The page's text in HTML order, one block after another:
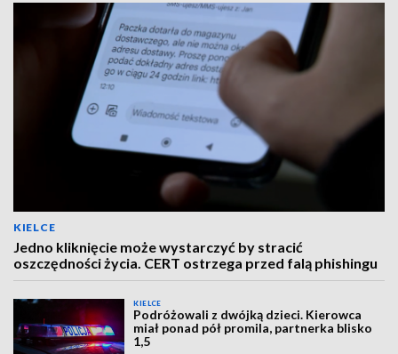
KIELCE
Jedno kliknięcie może wystarczyć by stracić
oszczędności życia. CERT ostrzega przed falą phishingu
KIELCE
Podróżowali z dwójką dzieci. Kierowca
miał ponad pół promila, partnerka blisko
1,5